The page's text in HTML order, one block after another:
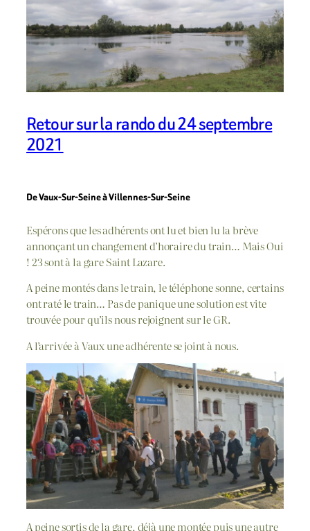
Retour sur la rando du 24 septembre
2021
De Vaux-Sur-Seine à Villennes-Sur-Seine
Espérons que les adhérents ont lu et bien lu la brève
annonçant un changement d’horaire du train… Mais Oui
! 23 sont à la gare Saint Lazare.
A peine montés dans le train, le téléphone sonne, certains
ont raté le train… Pas de panique une solution est vite
trouvée pour qu’ils nous rejoignent sur le GR.
A l’arrivée à Vaux une adhérente se joint à nous.
A peine sortis de la gare, déjà une montée puis une autre